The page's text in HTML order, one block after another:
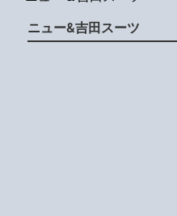
ニュー&吉田スーツ